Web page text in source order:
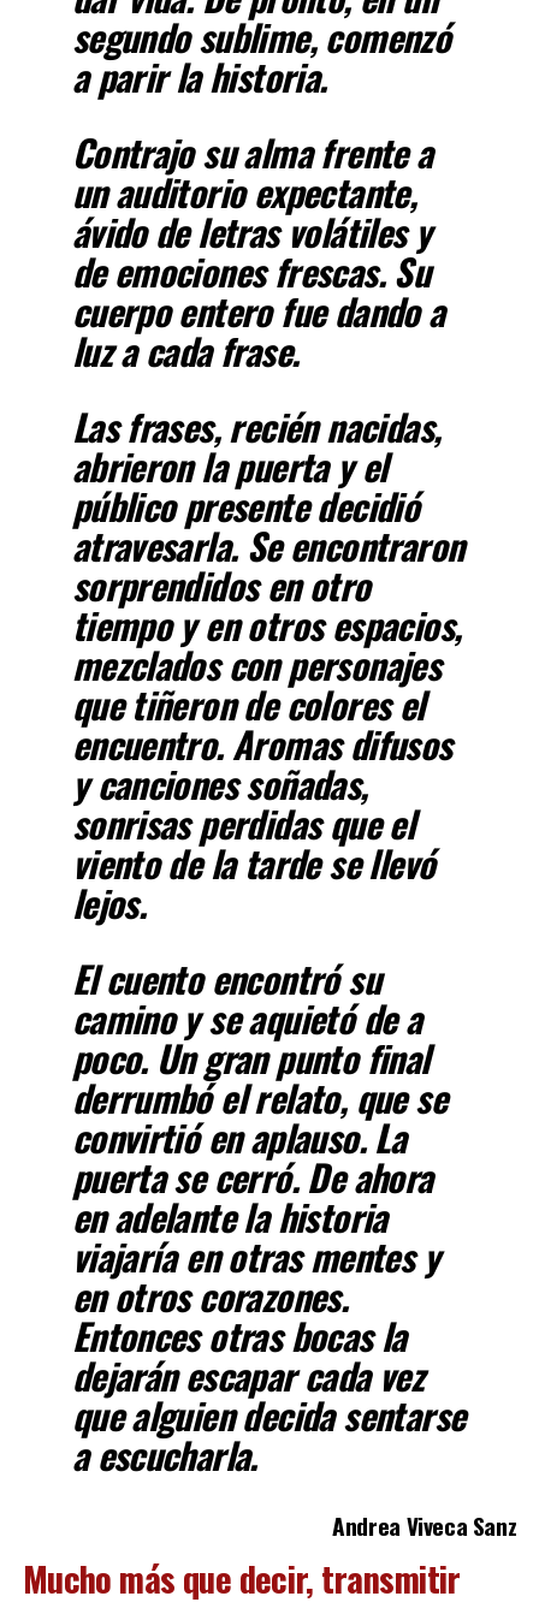
segundo sublime, comenzó
a parir la historia.
Contrajo su alma frente a
un auditorio expectante,
ávido de letras volátiles y
de emociones frescas. Su
cuerpo entero fue dando a
luz a cada frase.
Las frases, recién nacidas,
abrieron la puerta y el
público presente decidió
atravesarla. Se encontraron
sorprendidos en otro
tiempo y en otros espacios,
mezclados con personajes
que tiñeron de colores el
encuentro. Aromas difusos
y canciones soñadas,
sonrisas perdidas que el
viento de la tarde se llevó
lejos.
El cuento encontró su
camino y se aquietó de a
poco. Un gran punto final
derrumbó el relato, que se
convirtió en aplauso. La
puerta se cerró. De ahora
en adelante la historia
viajaría en otras mentes y
en otros corazones.
Entonces otras bocas la
dejarán escapar cada vez
que alguien decida sentarse
a escucharla.
Andrea Viveca Sanz
Mucho más que decir, transmitir